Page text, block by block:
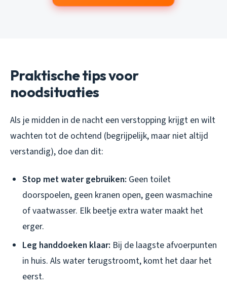
Praktische tips voor
noodsituaties
Als je midden in de nacht een verstopping krijgt en wilt
wachten tot de ochtend (begrijpelijk, maar niet altijd
verstandig), doe dan dit:
Stop met water gebruiken: Geen toilet
doorspoelen, geen kranen open, geen wasmachine
of vaatwasser. Elk beetje extra water maakt het
erger.
Leg handdoeken klaar: Bij de laagste afvoerpunten
in huis. Als water terugstroomt, komt het daar het
eerst.